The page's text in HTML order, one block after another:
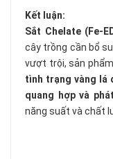
Kết luận:
Sắt Chelate (Fe-
cây trồng cần bổ
vượt trội, sản
tình trạng vàng lá
quang hợp và
năng suất và chất